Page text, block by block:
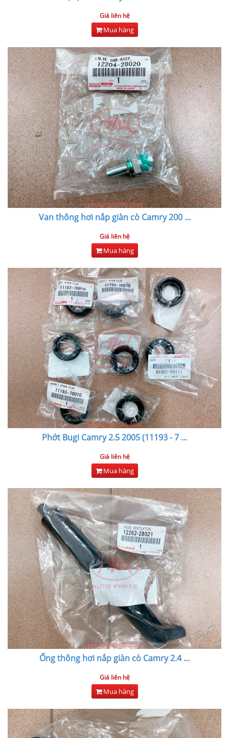
Giá liên hệ
Mua hàng
Van thông hơi nắp giàn cò Camry 200...
Giá liên hệ
Mua hàng
Phớt Bugi Camry 2.5 2005 (11193 - 7 ...
Giá liên hệ
Mua hàng
Ống thông hơi nắp giàn cò Camry 2.4...
Giá liên hệ
Mua hàng